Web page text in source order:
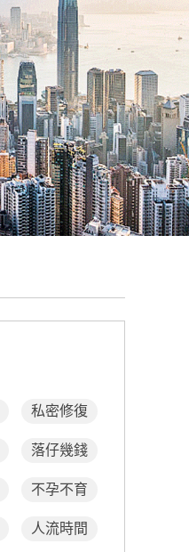
私密修復
落仔幾錢
不孕不育
人流時間